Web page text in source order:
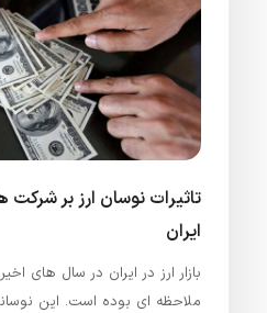
تاثیرات نوسان ارز بر شرکت
ایران
بازار ارز در ایران در سال های
ملاحظه ای بوده است. این